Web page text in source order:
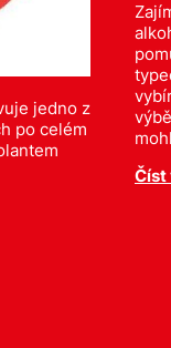
jedno z
po celém
Číst